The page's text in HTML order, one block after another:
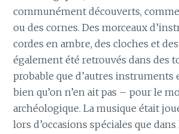
communément découverts,
ou des cornes. Des morceaux
cordes en ambre, des cloches et
également été retrouvés dans des
probable que d’autres instruments
bien qu’on n’en ait pas – pour le
archéologique. La musique était
lors d’occasions spéciales que